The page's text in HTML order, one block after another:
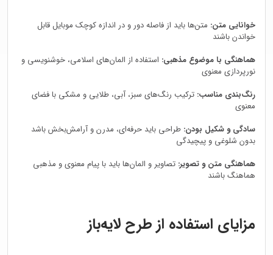
خوانایی متن: متن‌ها باید از فاصله دور و در اندازه کوچک موبایل قابل
خواندن باشند
هماهنگی با موضوع مذهبی: استفاده از المان‌های اسلامی، خوشنویسی و
نورپردازی معنوی
رنگ‌بندی مناسب: ترکیب رنگ‌های سبز، آبی، طلایی و مشکی با فضای
معنوی
سادگی و شکیل بودن: طراحی باید حرفه‌ای، مدرن و آرامش‌بخش باشد
بدون شلوغی و پیچیدگی
هماهنگی متن و تصویر: تصاویر و المان‌ها باید با پیام معنوی و مذهبی
هماهنگ باشند
مزایای استفاده از طرح لایه‌باز